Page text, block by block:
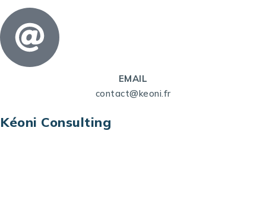
EMAIL
contact@keoni.fr
Kéoni Consulting